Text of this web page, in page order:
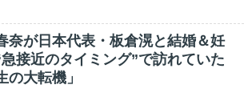
奈が日本代表・板倉滉と結婚＆妊
接近のタイミング”で訪れていた
の大転機」